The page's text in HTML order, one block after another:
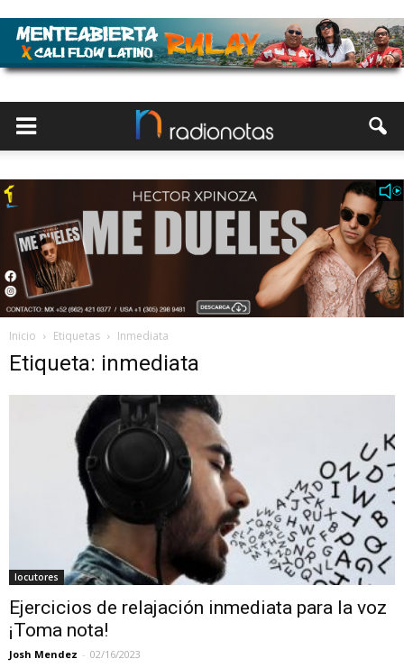
Inicio Etiquetas Inmediata
Etiqueta: inmediata
locutores
Ejercicios de relajación inmediata para la voz
¡Toma nota!
Josh Mendez - 02/16/2023